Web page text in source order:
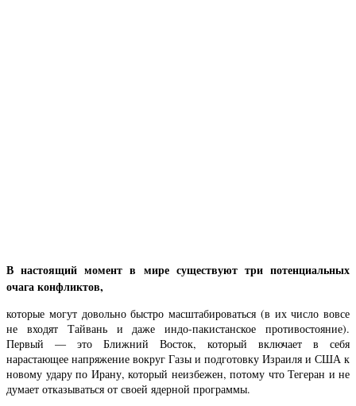
В настоящий момент в мире существуют три потенциальных
очага конфликтов,
которые могут довольно быстро масштабироваться (в их число вовсе
не входят Тайвань и даже индо-пакистанское противостояние).
Первый — это Ближний Восток, который включает в себя
нарастающее напряжение вокруг Газы и подготовку Израиля и США к
новому удару по Ирану, который неизбежен, потому что Тегеран и не
думает отказываться от своей ядерной программы.